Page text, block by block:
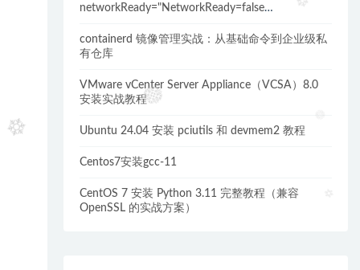
networkReady="NetworkReady=false
containerd 镜像管理实战：从基础命令到企业级私
有仓库
VMware vCenter Server Appliance（VCSA）8.0
安装实战教程
Ubuntu 24.04 安装 pciutils 和 devmem2 教程
Centos7安装gcc-11
CentOS 7 安装 Python 3.11 完整教程（兼容
OpenSSL 的实战方案）